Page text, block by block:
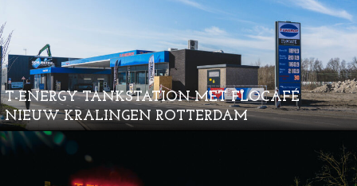
T-ENERGY TANKSTATION MET FLOCAFÉ
NIEUW KRALINGEN ROTTERDAM